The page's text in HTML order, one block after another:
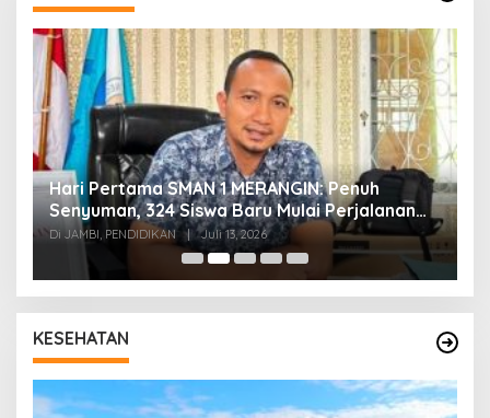
Hari Pertama SMAN 1 MERANGIN: Penuh
Senyuman, 324 Siswa Baru Mulai Perjalanan
Baru
Di JAMBI, PENDIDIKAN | Juli 13, 2026
KESEHATAN